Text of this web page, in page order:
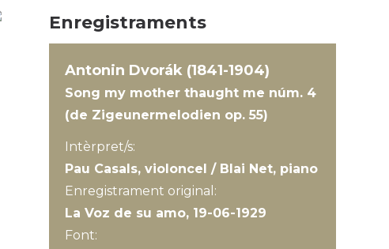
Enregistraments
Antonin Dvorák (1841-1904)
Song my mother thaught me núm. 4
(de Zigeunermelodien op. 55)
Intèrpret/s:
Pau Casals, violoncel / Blai Net, piano
Enregistrament original:
La Voz de su amo, 19-06-1929
Font: